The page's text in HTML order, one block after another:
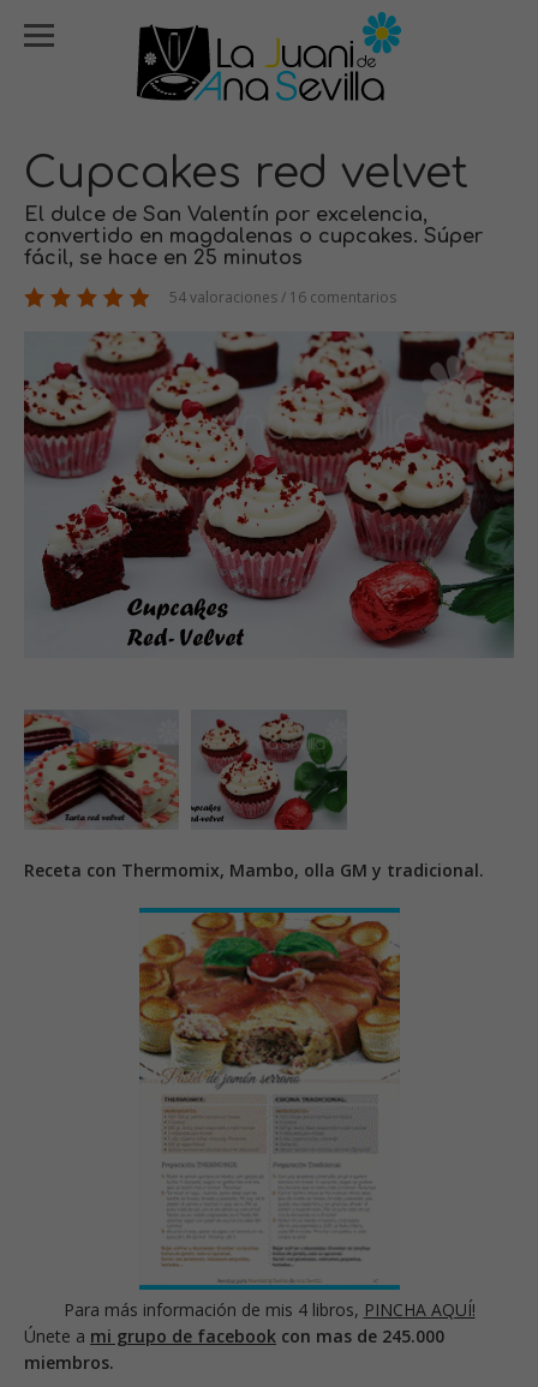
Cupcakes red velvet
El dulce de San Valentín por excelencia,
convertido en magdalenas o cupcakes. Súper
fácil, se hace en 25 minutos
54 valoraciones / 16 comentarios
Receta con Thermomix, Mambo, olla GM y tradicional.
Para más información de mis 4 libros, PINCHA AQUÍ!
Únete a mi grupo de facebook con mas de 245.000
miembros.